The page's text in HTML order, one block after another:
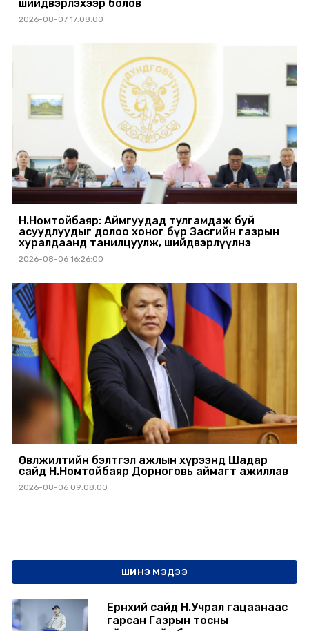
шийдвэрлэхээр болов
2026-08-07 17:08:00
Н.Номтойбаяр: Аймгуудад тулгамдаж буй
асуудлуудыг долоо хоног бүр Засгийн газрын
хуралдаанд танилцуулж, шийдвэрлүүлнэ
2026-08-06 16:26:00
Өвөлжилтийн бэлтгэл ажлын хүрээнд Шадар
сайд Н.Номтойбаяр Дорноговь аймагт ажиллав
2026-08-06 09:08:00
ШИНЭ МЭДЭЭ
Ерөнхий сайд Н.Учрал гацаанаас
гарсан Газрын тосны